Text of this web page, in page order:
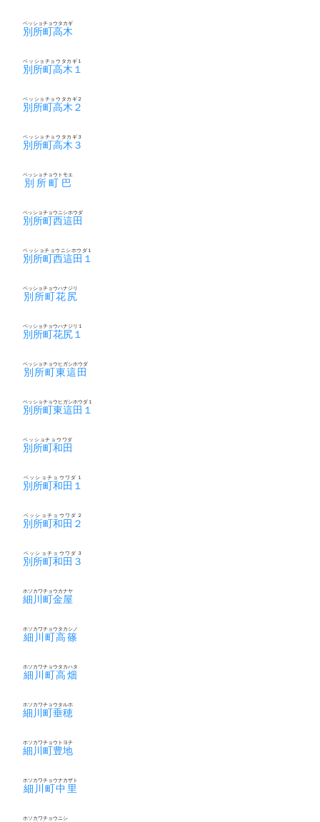
別所町高木
ベッショチョウタカギ
別所町高木１
ベッショチョウタカギ１
別所町高木２
ベッショチョウタカギ２
別所町高木３
ベッショチョウタカギ３
別所町巴
ベッショチョウトモエ
別所町西這田
ベッショチョウニシホウダ
別所町西這田１
ベッショチョウニシホウダ１
別所町花尻
ベッショチョウハナジリ
別所町花尻１
ベッショチョウハナジリ１
別所町東這田
ベッショチョウヒガシホウダ
別所町東這田１
ベッショチョウヒガシホウダ１
別所町和田
ベッショチョウワダ
別所町和田１
ベッショチョウワダ１
別所町和田２
ベッショチョウワダ２
別所町和田３
ベッショチョウワダ３
細川町金屋
ホソカワチョウカナヤ
細川町高篠
ホソカワチョウタカシノ
細川町高畑
ホソカワチョウタカハタ
細川町垂穂
ホソカワチョウタルホ
細川町豊地
ホソカワチョウトヨチ
細川町中里
ホソカワチョウナカザト
ホソカワチョウニシ